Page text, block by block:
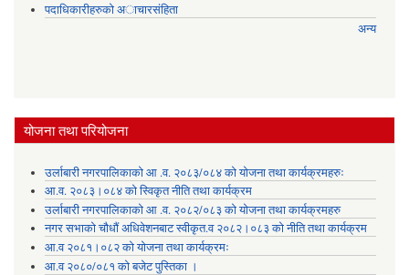
पदाधिकारीहरुको अाचारसंहिता
अन्य
योजना तथा परियोजना
उर्लाबारी नगरपालिकाको आ .व. २०८३/०८४ को योजना तथा कार्यक्रमहरुः
आ.व. २०८३।०८४ को स्विकृत नीति तथा कार्यक्रम
उर्लाबारी नगरपालिकाको आ .व. २०८२/०८३ को योजना तथा कार्यक्रमहरु
नगर सभाको चौधौं अधिवेशनबाट स्वीकृत.व २०८२।०८३ को नीति तथा कार्यक्रम
आ.व २०८१।०८२ को योजना तथा कार्यक्रमः
आ.व २०८०/०८१ को बजेट पुस्तिका ।